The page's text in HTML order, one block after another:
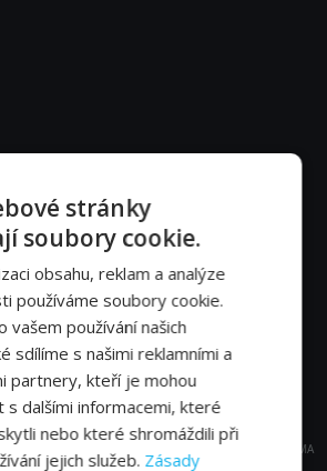
REKLAMA
stránky
soubory cookie.
obsahu, reklam a analýze
používáme soubory cookie.
vašem používání našich
sdílíme s našimi reklamními a
partnery, kteří je mohou
s dalšími informacemi, které
nebo které shromáždili při
jejich služeb. Zásady